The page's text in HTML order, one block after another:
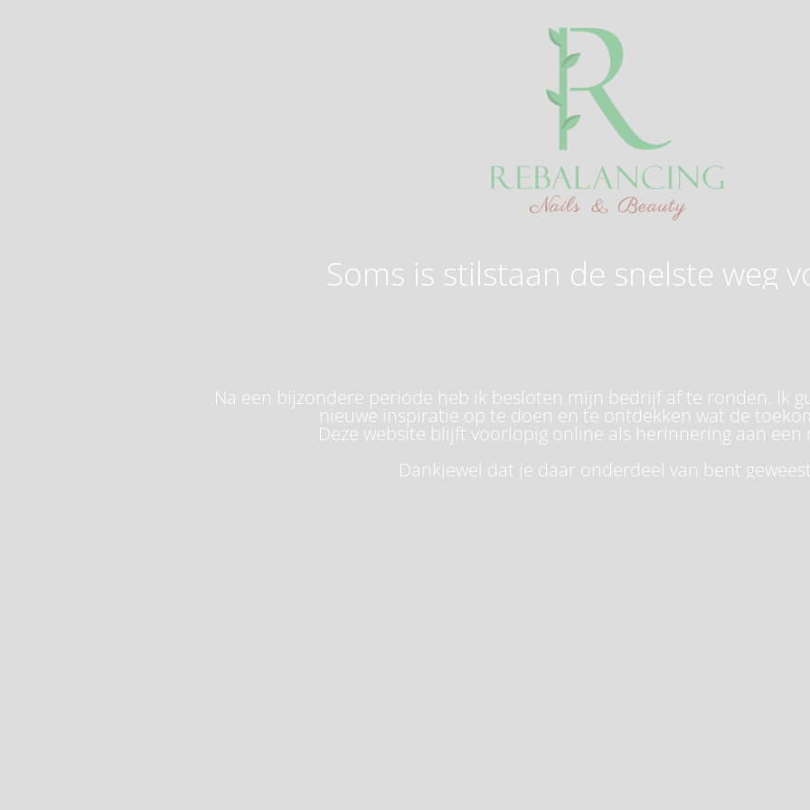
Soms is stilstaan de snelste weg
Na een bijzondere periode heb ik besloten mijn bedrijf af te ronden. Ik
nieuwe inspiratie op te doen en te ontdekken wat de
Deze website blijft voorlopig online als herinnering aan een
Dankjewel dat je daar onderdeel van bent